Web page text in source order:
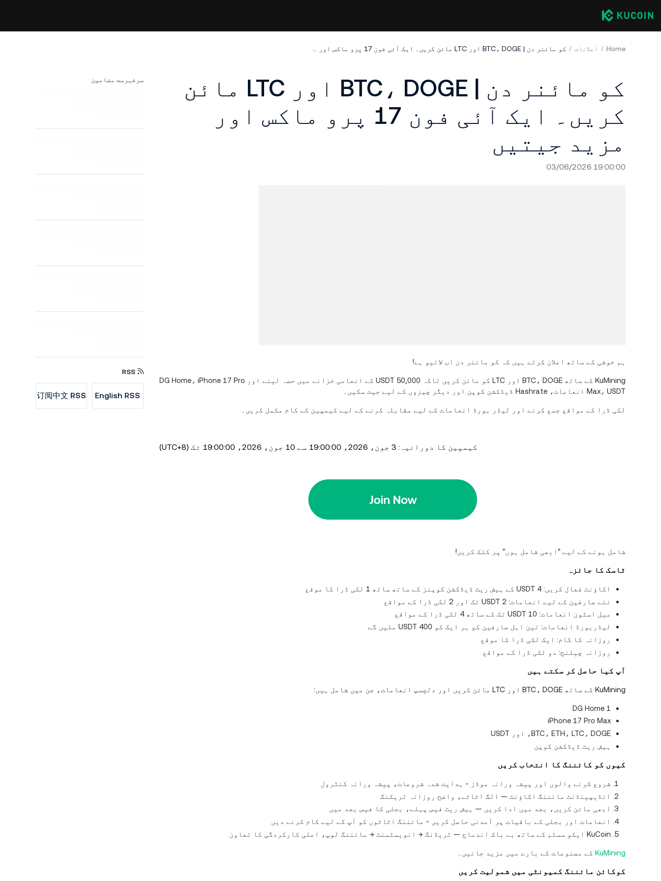
Home اعلانات کو مائنر دن | BTC، DOGE اور LTC مائن کریں۔ ایک آئی فون 17 پرو ماکس اور مزید جیتیں
کو مائنر دن | BTC، DOGE اور LTC مائن
کریں۔ ایک آئی فون 17 پرو ماکس اور
مزید جیتیں
03/06/2026 19:00:00
ہم خوشی کے ساتھ اعلان کرتے ہیں کہ کو مائنر دن اب لائیو ہے!
KuMining کے ساتھ BTC، DOGE اور LTC کو مائن کریں تاکہ 50,000 USDT کے انعامی خزانے میں حصہ لینے اور DG Home، iPhone 17 Pro
Max، USDT انعامات، Hashrate ڈیڈکشن کوپن اور دیگر چیزوں کے لیے جیت سکیں۔
لکی ڈرا کے مواقع جمع کرنے اور لیڈر بورڈ انعامات کے لیے مقابلہ کرنے کے لیے کیمپین کے کام مکمل کریں۔
کیمپین کا دورانیہ: 3 جون، 2026، 19:00:00 سے 10 جون، 2026، 19:00:00 تک (UTC+8)
شامل ہونے کے لیے "ابھی شامل ہوں" پر کلک کریں!
ٹاسک کا جائزہ
اکاؤنٹ فعال کریں: 4 USDT کے ہیش ریٹ ڈیڈکشن کوپنز کے ساتھ ساتھ 1 لکی ڈرا کا موقع
نئے صارفین کے لیے انعامات: 2 USDT تک اور 2 لکی ڈرا کے مواقع
میل اسٹون انعامات: 10 USDT تک کے ساتھ 4 لکی ڈرا کے مواقع
لیڈربورڈ انعامات: تین اہل صارفین کو ہر ایک کو 400 USDT ملیں گے
روزانہ کا کام: ایک لکی ڈرا کا موقع
روزانہ چیلنج: دو لکی ڈرا کے مواقع
آپ کیا حاصل کر سکتے ہیں
KuMining کے ساتھ BTC، DOGE اور LTC مائن کریں اور دلچسپ انعامات، جن میں شامل ہیں:
DG Home 1
iPhone 17 Pro Max
BTC، ETH، LTC، DOGE، اور USDT
ہیش ریٹ ڈیڈکشن کوپن
کیوں کو کائننگ کا انتخاب کریں
شروع کرنے والوں اور پیشہ ورانہ موڈز - ہدایت شدہ شروعات، پیشہ ورانہ کنٹرول
انڈیپینڈنٹ مائننگ اکاؤنٹ — الگ اثاثے، واضح روزانہ ٹریکنگ
ابھی مائن کریں، بعد میں ادا کریں — ہیش ریٹ فیس پہلے، بجلی کا فیس بعد میں
انعامات اور بجلی کے باقیات پر آمدنی حاصل کریں - مائننگ اثاثوں کو آپ کے لیے کام کرنے دیں
KuCoin ایکو سسٹم کے ساتھ بے باک اندماج — ٹریڈنگ → انویسٹمنٹ → مائننگ لوپ، اعلی کارکردگی کا تعاون
KuMining کے مصنوعات کے بارے میں مزید جانیں۔
کوکائن مائننگ کمیونٹی میں شمولیت کریں
سرفہرست مضامین
RSS
English RSS
订阅中文 RSS